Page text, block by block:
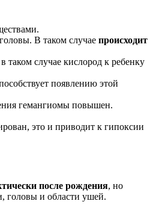
В таком случае происходит
таком случае кислород к ребенку
появлению этой
гемангиомы повышен.
это и приводит к гипоксии
после рождения, но
головы и области ушей.